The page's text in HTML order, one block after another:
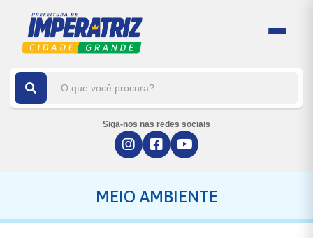
Siga-nos nas redes sociais
MEIO AMBIENTE